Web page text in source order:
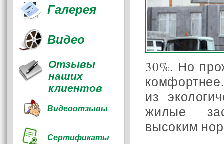
30%. Но
из
жилые
высоким
Галерея
Видео
Отзывы
наших
клиентов
Видеоотзывы
Сертификаты